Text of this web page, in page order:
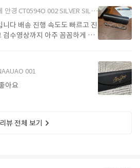
002 SILVER SILVER TRANSPARENT
다 배송 진행 속도도 빠르고 진
수영상까지 아주 꼼꼼하게 찍
001
아요
리뷰 전체 보기